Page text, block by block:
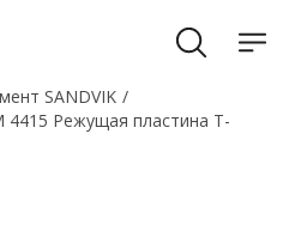
SANDVIK
4415 Режущая пластина T-